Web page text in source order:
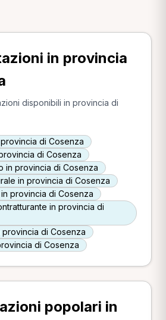
in provincia
disponibili in provincia di
di Cosenza
di Cosenza
in provincia di Cosenza
in provincia di Cosenza
provincia di Cosenza
in provincia di
di Cosenza
di Cosenza
popolari in